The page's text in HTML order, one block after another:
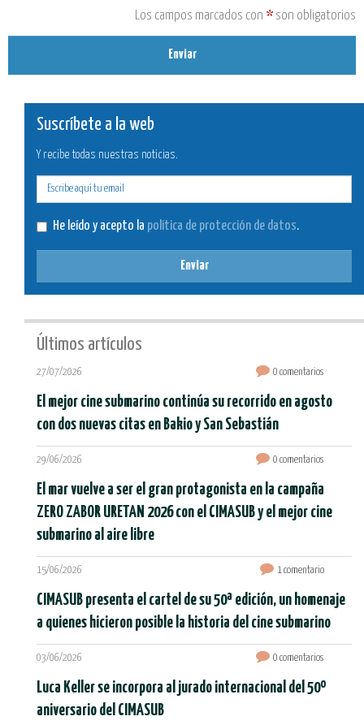
Los campos marcados con * son obligatorios
Enviar
Suscríbete a la web
Y recibe todas nuestras noticias.
He leído y acepto la política de protección de datos.
Enviar
Últimos artículos
27/07/2026 0 comentarios
El mejor cine submarino continúa su recorrido en agosto
con dos nuevas citas en Bakio y San Sebastián
29/06/2026 0 comentarios
El mar vuelve a ser el gran protagonista en la campaña
ZERO ZABOR URETAN 2026 con el CIMASUB y el mejor cine
submarino al aire libre
15/06/2026 1 comentario
CIMASUB presenta el cartel de su 50ª edición, un homenaje
a quienes hicieron posible la historia del cine submarino
03/06/2026 0 comentarios
Luca Keller se incorpora al jurado internacional del 50º
aniversario del CIMASUB